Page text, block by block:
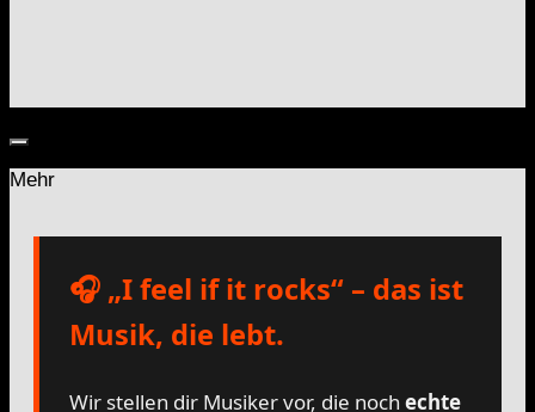
Mehr
🎧 „I feel if it rocks“ – das ist
Musik, die lebt.
Wir stellen dir Musiker vor, die nochechte